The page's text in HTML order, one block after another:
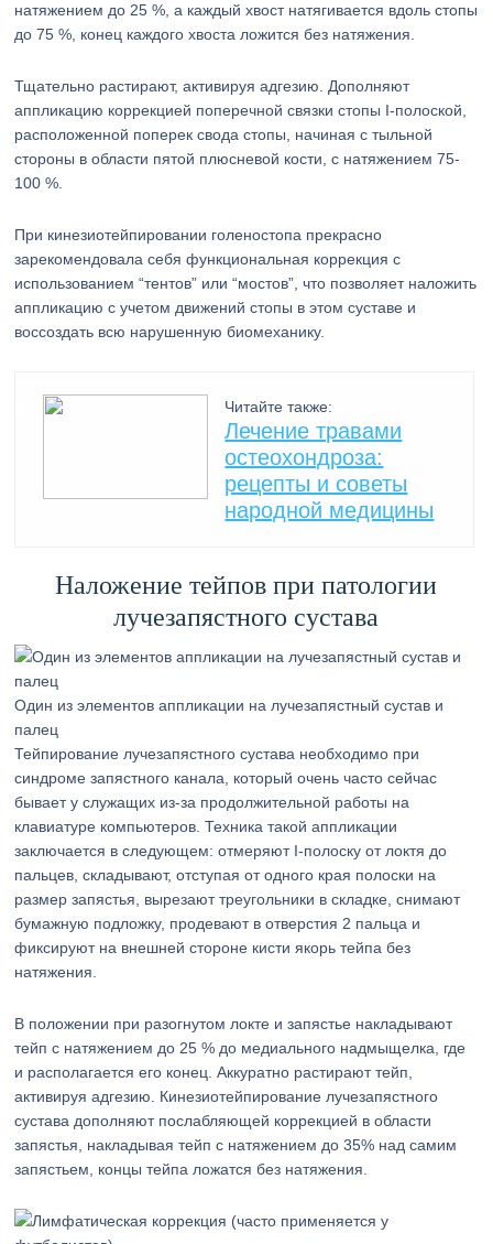
натяжением до 25 %, а каждый хвост натягивается вдоль стопы
до 75 %, конец каждого хвоста ложится без натяжения.
Тщательно растирают, активируя адгезию. Дополняют
аппликацию коррекцией поперечной связки стопы I-полоской,
расположенной поперек свода стопы, начиная с тыльной
стороны в области пятой плюсневой кости, с натяжением 75-
100 %.
При кинезиотейпировании голеностопа прекрасно
зарекомендовала себя функциональная коррекция с
использованием “тентов” или “мостов”, что позволяет наложить
аппликацию с учетом движений стопы в этом суставе и
воссоздать всю нарушенную биомеханику.
Читайте также:
Лечение травами
остеохондроза:
рецепты и советы
народной медицины
Наложение тейпов при патологии
лучезапястного сустава
Один из элементов аппликации на лучезапястный сустав и
палец
Тейпирование лучезапястного сустава необходимо при
синдроме запястного канала, который очень часто сейчас
бывает у служащих из-за продолжительной работы на
клавиатуре компьютеров. Техника такой аппликации
заключается в следующем: отмеряют I-полоску от локтя до
пальцев, складывают, отступая от одного края полоски на
размер запястья, вырезают треугольники в складке, снимают
бумажную подложку, продевают в отверстия 2 пальца и
фиксируют на внешней стороне кисти якорь тейпа без
натяжения.
В положении при разогнутом локте и запястье накладывают
тейп с натяжением до 25 % до медиального надмыщелка, где
и располагается его конец. Аккуратно растирают тейп,
активируя адгезию. Кинезиотейпирование лучезапястного
сустава дополняют послабляющей коррекцией в области
запястья, накладывая тейп с натяжением до 35% над самим
запястьем, концы тейпа ложатся без натяжения.